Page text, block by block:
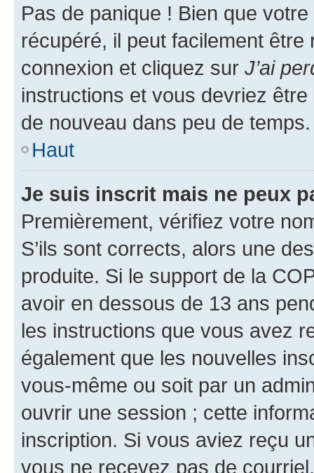
Pas de panique ! Bien que
récupéré, il peut facilement
connexion et cliquez sur J’ai
instructions et vous devriez
de nouveau dans peu de temps.
Haut
Je suis inscrit mais ne peux
Premièrement, vérifiez votre
S’ils sont corrects, alors une
produite. Si le support de la
avoir en dessous de 13 ans
les instructions que vous avez
également que les nouvelles
vous-même ou soit par un
ouvrir une session ; cette
inscription. Si vous aviez reçu
vous ne recevez pas de